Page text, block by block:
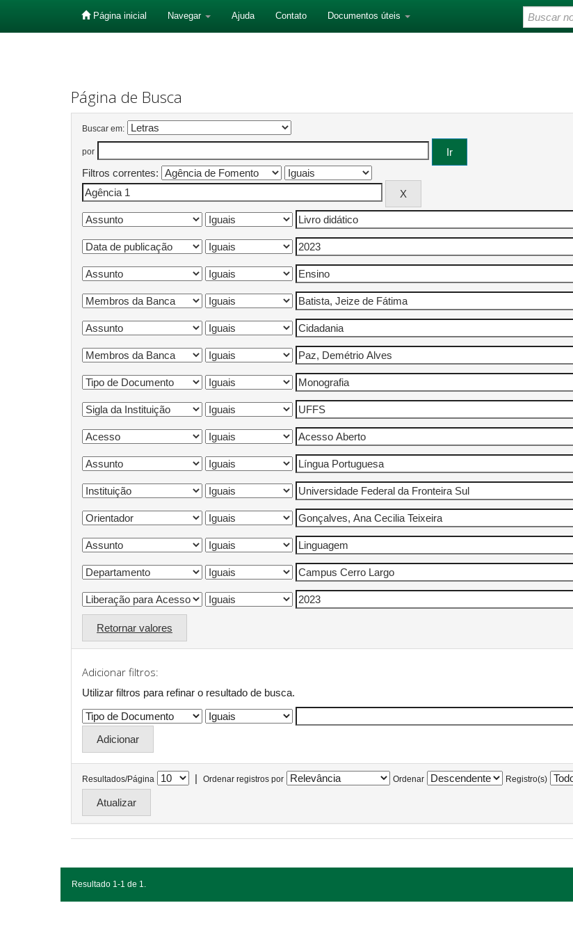
Página inicial Navegar Ajuda Contato Documentos úteis
Página de Busca
Buscar em:
por
Filtros correntes:
Retornar valores
Adicionar filtros:
Utilizar filtros para refinar o resultado de busca.
Resultados/Página | Ordenar registros por Ordenar Registro(s)
Resultado 1-1 de 1.